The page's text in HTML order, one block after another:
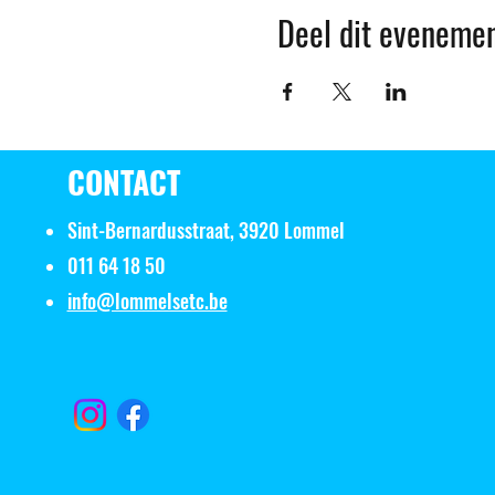
Deel dit
CONTACT
Sint-Bernardusstraat, 3920 Lommel
011 64 18 50
info@lommelsetc.be